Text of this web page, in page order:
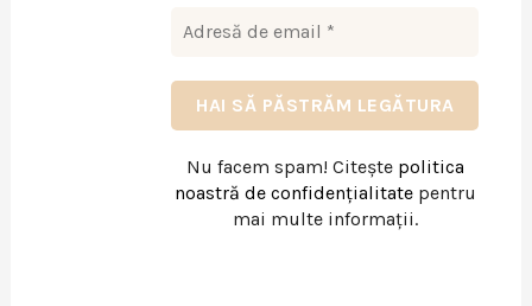
Nu facem spam! Citește politica
noastră de confidențialitatepentru
mai multe informații.